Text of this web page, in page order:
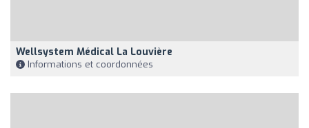
Wellsystem Médical La Louvière
Informations et coordonnées